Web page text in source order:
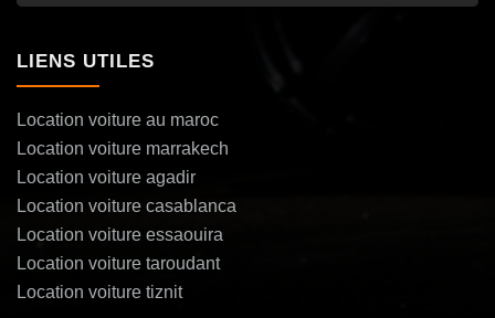
LIENS UTILES
Location voiture au maroc
Location voiture marrakech
Location voiture agadir
Location voiture casablanca
Location voiture essaouira
Location voiture taroudant
Location voiture tiznit